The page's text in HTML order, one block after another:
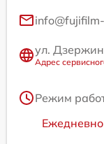
ул.
Адрес
Режим